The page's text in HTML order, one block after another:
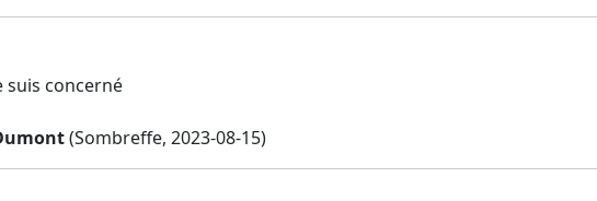
suis concerné
(Sombreffe, 2023-08-15)